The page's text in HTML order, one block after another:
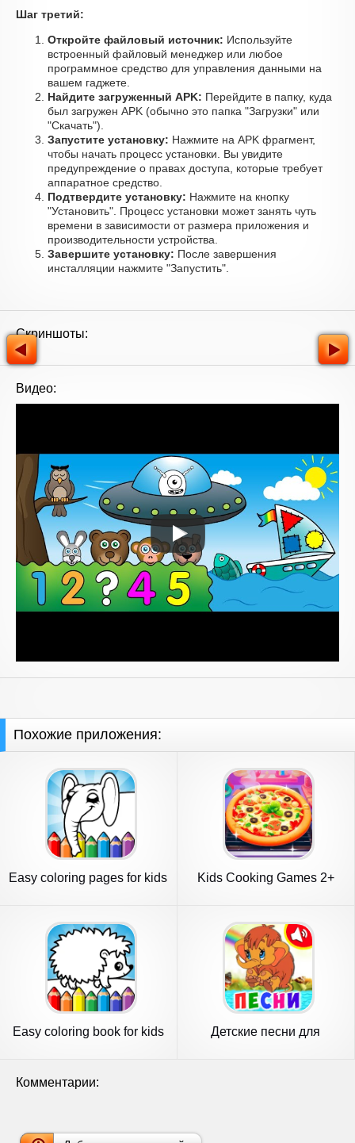
Шаг третий:
Откройте файловый источник: Используйте
встроенный файловый менеджер или любое
программное средство для управления данными на
вашем гаджете.
Найдите загруженный APK: Перейдите в папку, куда
был загружен APK (обычно это папка "Загрузки" или
"Скачать").
Запустите установку: Нажмите на APK фрагмент,
чтобы начать процесс установки. Вы увидите
предупреждение о правах доступа, которые требует
аппаратное средство.
Подтвердите установку: Нажмите на кнопку
"Установить". Процесс установки может занять чуть
времени в зависимости от размера приложения и
производительности устройства.
Завершите установку: После завершения
инсталляции нажмите "Запустить".
Скриншоты:
Видео:
Похожие приложения:
Easy coloring pages for kids
Kids Cooking Games 2+
Easy coloring book for kids
Детские песни для
Комментарии: